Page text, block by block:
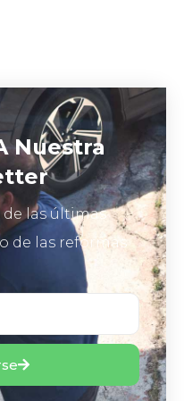
Nuestra
las últimas
de las reformas